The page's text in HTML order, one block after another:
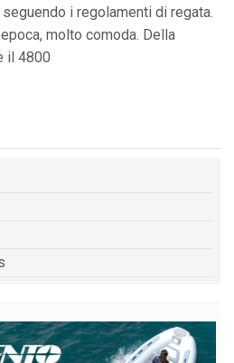
i regolamenti di regata.
molto comoda. Della
il 4800